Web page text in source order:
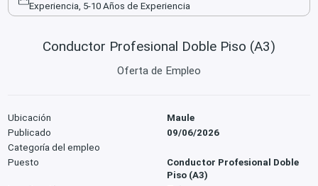
Experiencia, 5-10 Años de Experiencia
Conductor Profesional Doble Piso (A3)
Oferta de Empleo
Ubicación
Maule
Publicado
09/06/2026
Categoría del empleo
Puesto
Conductor Profesional Doble
Piso (A3)